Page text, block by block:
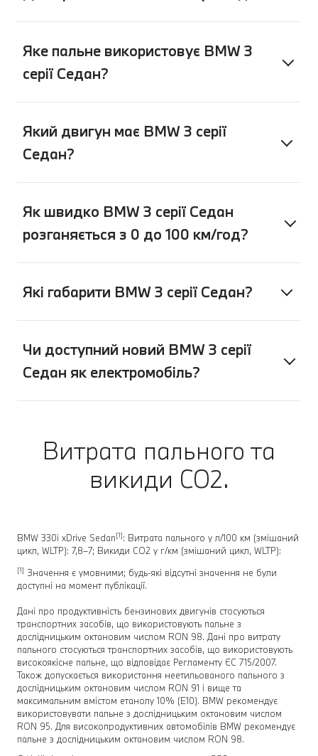
Яке пальне використовує BMW 3
серії Седан?
Який двигун має BMW 3 серії
Седан?
Як швидко BMW 3 серії Седан
розганяється з 0 до 100 км/год?
Які габарити BMW 3 серії Седан?
Чи доступний новий BMW 3 серії
Седан як електромобіль?
Витрата пального та
викиди CO2.
BMW 330i xDrive Sedan[1]: Витрата пального у л/100 км (змішаний
цикл, WLTP): 7,8–7; Викиди CO2 у г/км (змішаний цикл, WLTP):
[1] Значення є умовними; будь-які відсутні значення не були
доступні на момент публікації.
Дані про продуктивність бензинових двигунів стосуються
транспортних засобів, що використовують пальне з
дослідницьким октановим числом RON 98. Дані про витрату
пального стосуються транспортних засобів, що використовують
високоякісне пальне, що відповідає Регламенту ЄС 715/2007.
Також допускається використання неетильованого пального з
дослідницьким октановим числом RON 91 і вище та
максимальним вмістом етанолу 10% (E10). BMW рекомендує
використовувати пальне з дослідницьким октановим числом
RON 95. Для високопродуктивних автомобілів BMW рекомендує
пальне з дослідницьким октановим числом RON 98.